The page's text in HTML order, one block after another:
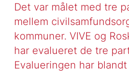
Det var målet med tre
mellem
kommuner. VIVE og
har evalueret de tre
Evalueringen har